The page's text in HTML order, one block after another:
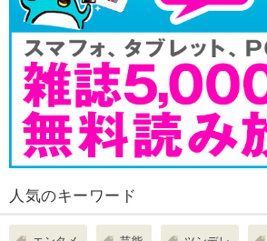
人気のキーワード